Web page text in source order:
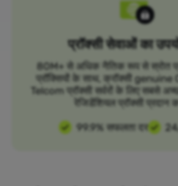
प्रॉक्सी सेवाओं का
80M+ से अधिक नैतिक रूप से स्रोत
प्रॉक्सियों के साथ, क्रॉक्सी
Telcom प्रॉक्सी सर्वरों के लिए सबसे
रेजिडेंशियल प्रॉक्सी प्रदान
99.9% सफलता दर